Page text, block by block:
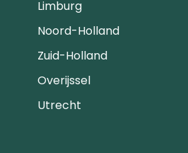
Limburg
Noord-Holland
Zuid-Holland
Overijssel
Utrecht